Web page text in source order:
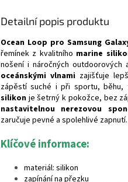
Detailní popis produktu
Ocean Loop pro Samsung
řemínek z kvalitního marine
nošení i náročných outdoorových
oceánskými vlnamizajišťuje
zápěstí suché i při sportu,
silikon je šetrný k pokožce, bez
nastavitelnou nerezovou
zaručuje pevné a spolehlivé zapnutí.
Klíčové informace:
materiál: silikon
zapínání na přezku